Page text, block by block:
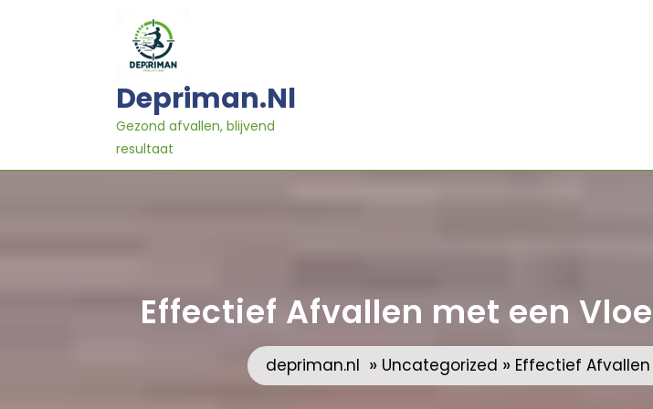
Depriman.nl
Gezond afvallen, blijvend
resultaat
Effectief Afvallen met een
depriman.nl » Uncategorized » Effectief